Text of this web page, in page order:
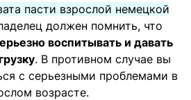
пасти взрослой немецкой
должен помнить, что
воспитывать и давать
. В противном случае вы
с серьезными проблемами в
возрасте.